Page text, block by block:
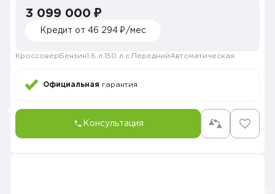
3 099 000 ₽
Кредит от 46 294 ₽/мес
Кроссовер Бензин1.6 л. 150 л.с. ПереднийАвтоматическая
Официальная гарантия
Консультация